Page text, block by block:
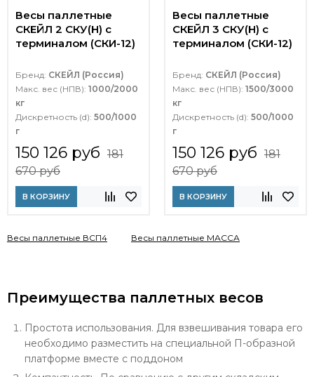
Весы паллетные
СКЕЙЛ 2 СКУ(Н) с
терминалом (СКИ-12)
Бренд: СКЕЙЛ (Россия)
Макс. вес (НПВ): 1000/2000
кг
Дискретность (d): 500/1000
г
150 126 руб 181
670 руб
В КОРЗИНУ
Весы паллетные
СКЕЙЛ 3 СКУ(Н) с
терминалом (СКИ-12)
Бренд: СКЕЙЛ (Россия)
Макс. вес (НПВ): 1500/3000
кг
Дискретность (d): 500/1000
г
150 126 руб 181
670 руб
В КОРЗИНУ
Весы паллетные ВСП4 Весы паллетные МАССА
Преимущества паллетных весов
Простота использования. Для взвешивания товара его
необходимо разместить на специальной П-образной
платформе вместе с поддоном